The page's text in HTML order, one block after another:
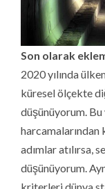
Son olarak
2020 yılında
küresel ölçekte
düşünüyorum.
harcamalarından
adımlar atılırsa,
düşünüyorum.
kriterleri dünya